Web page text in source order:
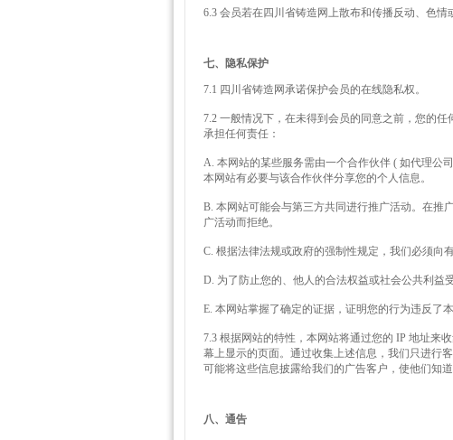
6.3 会员若在四川省铸造网上散布和传播反动、色
七、隐私保护
7.1 四川省铸造网承诺保护会员的在线隐私权。
7.2 一般情况下，在未得到会员的同意之前，您的
承担任何责任：
A. 本网站的某些服务需由一个合作伙伴 ( 如代理公
本网站有必要与该合作伙伴分享您的个人信息。
B. 本网站可能会与第三方共同进行推广活动。在推
广活动而拒绝。
C. 根据法律法规或政府的强制性规定，我们必须向
D. 为了防止您的、他人的合法权益或社会公共利益
E. 本网站掌握了确定的证据，证明您的行为违反了
7.3 根据网站的特性，本网站将通过您的 IP 地址来
幕上显示的页面。通过收集上述信息，我们只进行
可能将这些信息披露给我们的广告客户，使他们知道
八、通告